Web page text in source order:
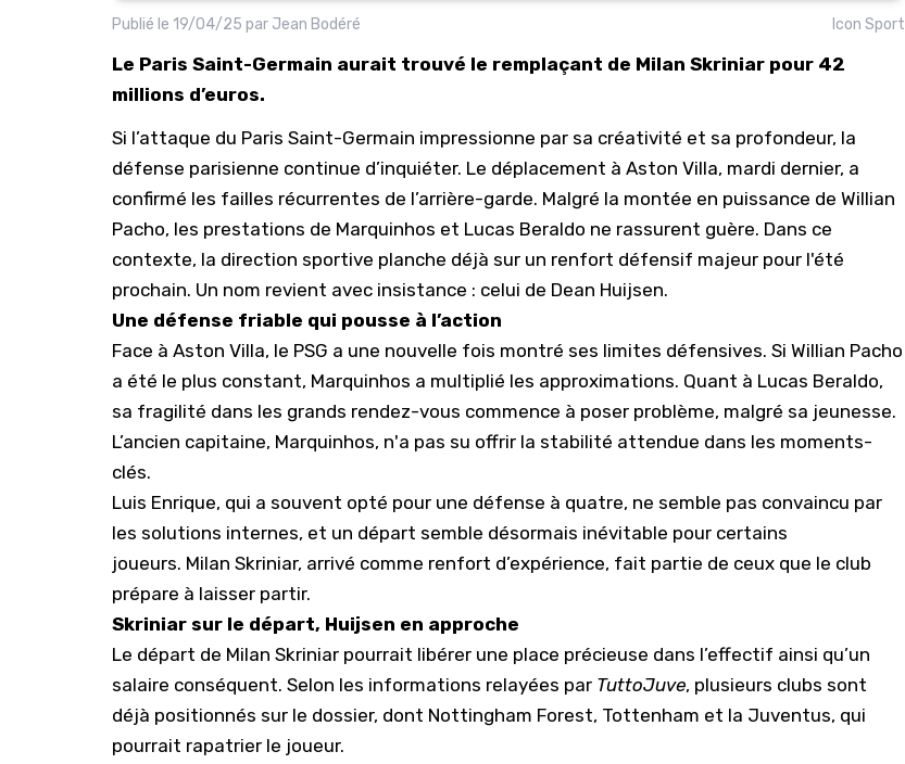
Publié le 19/04/25 par Jean Bodéré Icon Sport
Le Paris Saint-Germain aurait trouvé le remplaçant de Milan Skriniar pour 42
millions d’euros.
Si l’attaque du Paris Saint-Germain impressionne par sa créativité et sa profondeur, la
défense parisienne continue d’inquiéter. Le déplacement à Aston Villa, mardi dernier, a
confirmé les failles récurrentes de l’arrière-garde. Malgré la montée en puissance de Willian
Pacho, les prestations de Marquinhos et Lucas Beraldo ne rassurent guère. Dans ce
contexte, la direction sportive planche déjà sur un renfort défensif majeur pour l'été
prochain. Un nom revient avec insistance : celui de Dean Huijsen.
Une défense friable qui pousse à l’action
Face à Aston Villa, le PSG a une nouvelle fois montré ses limites défensives. Si Willian Pacho
a été le plus constant, Marquinhos a multiplié les approximations. Quant à Lucas Beraldo,
sa fragilité dans les grands rendez-vous commence à poser problème, malgré sa jeunesse.
L’ancien capitaine, Marquinhos, n'a pas su offrir la stabilité attendue dans les moments-
clés.
Luis Enrique, qui a souvent opté pour une défense à quatre, ne semble pas convaincu par
les solutions internes, et un départ semble désormais inévitable pour certains
joueurs. Milan Skriniar, arrivé comme renfort d’expérience, fait partie de ceux que le club
prépare à laisser partir.
Skriniar sur le départ, Huijsen en approche
Le départ de Milan Skriniar pourrait libérer une place précieuse dans l’effectif ainsi qu’un
salaire conséquent. Selon les informations relayées par TuttoJuve, plusieurs clubs sont
déjà positionnés sur le dossier, dont Nottingham Forest, Tottenham et la Juventus, qui
pourrait rapatrier le joueur.